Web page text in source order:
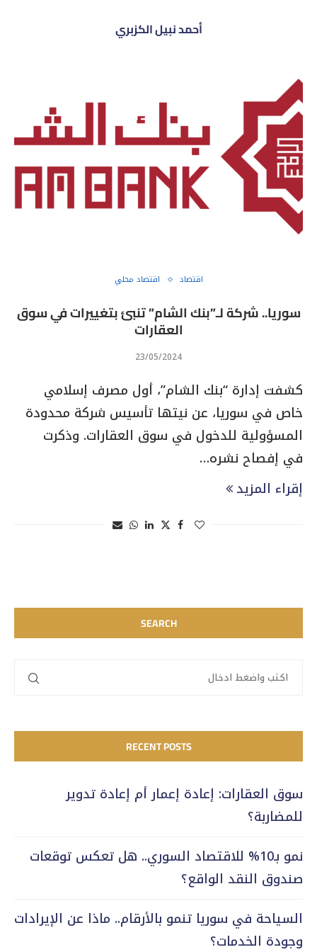
أحمد نبيل الكزبري
اقتصاد اقتصاد محلي
سوريا.. شركة لـ”بنك الشام” تنبئ بتغييرات في سوق
العقارات
23/05/2024
كشفت إدارة “بنك الشام”، أول مصرف إسلامي
خاص في سوريا، عن نيتها تأسيس شركة محدودة
المسؤولية للدخول في سوق العقارات. وذكرت
في إفصاح نشره…
إقراء المزيد
SEARCH
RECENT POSTS
سوق العقارات: إعادة إعمار أم إعادة تدوير
للمضاربة؟
نمو بـ10% للاقتصاد السوري.. هل تعكس توقعات
صندوق النقد الواقع؟
السياحة في سوريا تنمو بالأرقام.. ماذا عن الإيرادات
وجودة الخدمات؟